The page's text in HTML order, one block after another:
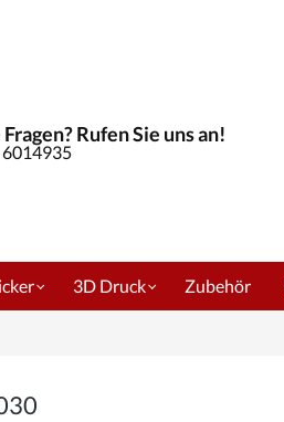
Rufen Sie uns an!
3D Druck Zubehör